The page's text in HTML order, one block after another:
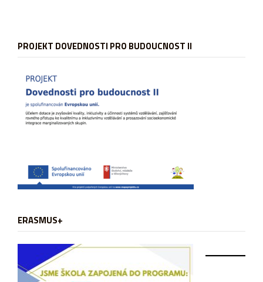
PROJEKT DOVEDNOSTI PRO BUDOUCNOST II
ERASMUS+